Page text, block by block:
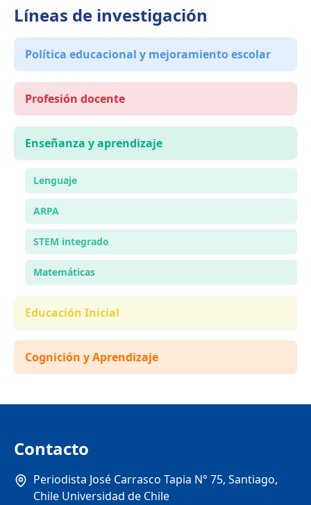
Líneas de investigación
Política educacional y mejoramiento escolar
Profesión docente
Enseñanza y aprendizaje
Lenguaje
ARPA
STEM integrado
Matemáticas
Educación Inicial
Cognición y Aprendizaje
Contacto
Periodista José Carrasco Tapia N° 75, Santiago,
Chile Universidad de Chile